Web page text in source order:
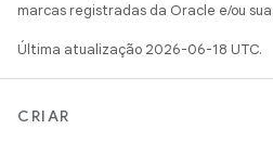
marcas registradas da Oracle e/ou
Última atualização 2026-06-18 UTC.
CRIAR